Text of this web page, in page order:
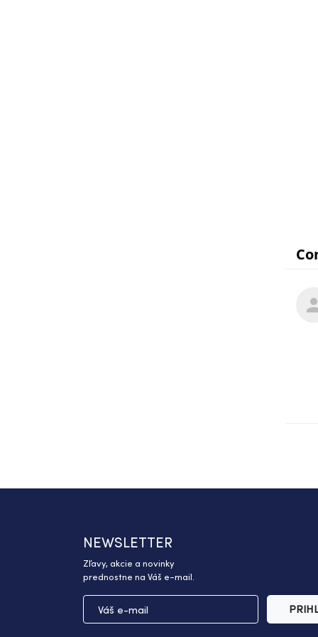
NEWSLETTER
Zľavy, akcie a novinky
prednostne na Váš e-mail.